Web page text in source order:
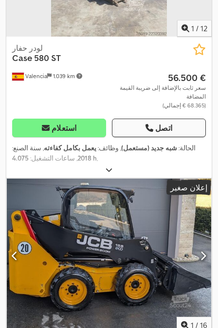
1 / 12
Valencia 1.039 km
لودر حفار
Case 580 ST
‏56.500 €
سعر ثابت بالإضافة إلى ضريبة القيمة
المضافة
(‏68.365 € إجمالي)
استعلام اتصل
الحالة: شبه جديد (مستعمل), وظائف:يعمل بكامل كفاءته, سنة الصنع:
2018, ساعات التشغيل: 4.075 h,
إعلان صغير
1 / 16